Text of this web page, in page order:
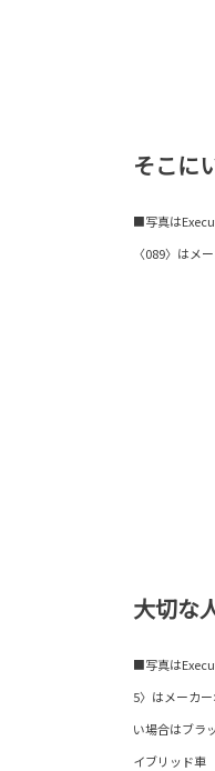
そこに
■写真は
〈089〉はメ
大切な
■写真は
5〉はメーカ
い場合はブラ
イブリッド車